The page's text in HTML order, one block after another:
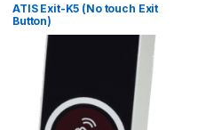
ATIS Exit-K5 (No touch Exit
Button)